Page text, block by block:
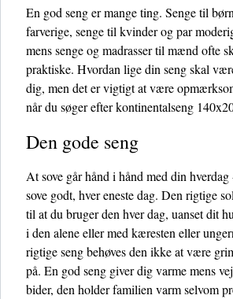
En god seng er mange ting. Senge til
farverige, senge til kvinder og par
mens senge og madrasser til mænd ofte
praktiske. Hvordan lige din seng skal
dig, men det er vigtigt at være
når du søger efter kontinentalseng
Den gode seng
At sove går hånd i hånd med din
sove godt, hver eneste dag. Den rigtige
til at du bruger den hver dag, uanset dit
i den alene eller med kæresten eller
rigtige seng behøves den ikke at være
på. En god seng giver dig varme mens
bider, den holder familien varm selvom